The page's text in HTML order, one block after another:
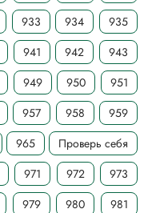
933 934
935
941 942
943
949 950
951
957 958
959
965
Проверь себя
971 972
973
979 980
981